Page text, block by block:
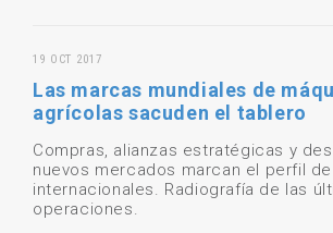
19 OCT 2017
Las marcas mundiales de
agrícolas sacuden el tablero
Compras, alianzas estratégicas y
nuevos mercados marcan el perfil
internacionales. Radiografía de las
operaciones.